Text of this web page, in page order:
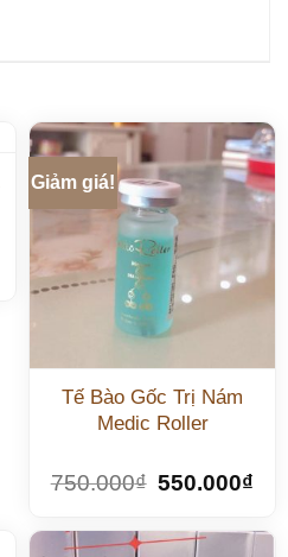
Giảm giá!
Tế Bào Gốc Trị Nám
Medic Roller
750.000₫ 550.000₫